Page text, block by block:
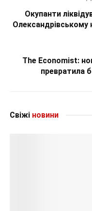
Окупанти
Олександрівському
The Economist:
превратила
Свіжі новини